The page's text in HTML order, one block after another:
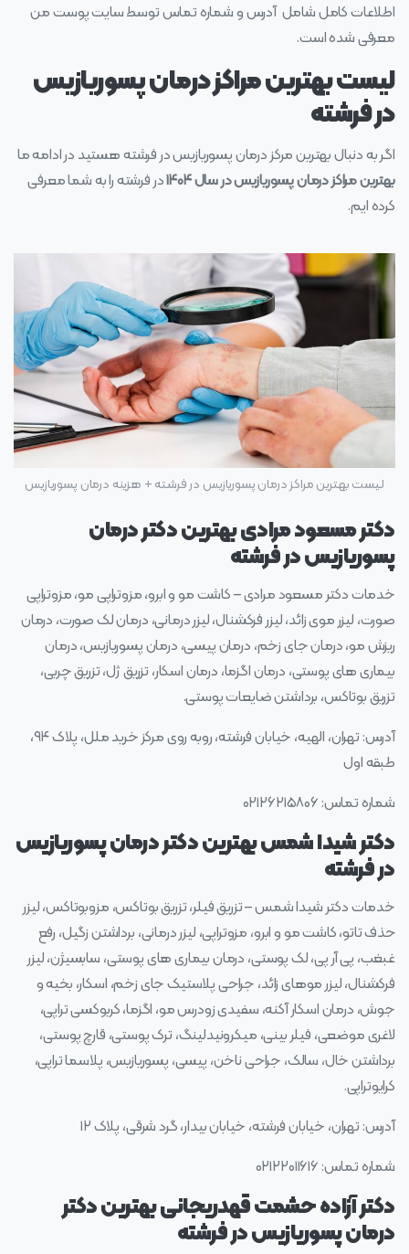
اطلاعات کامل شامل آدرس و شماره تماس توسط سایت پوست من
معرفی شده است.
لیست بهترین مراکز درمان پسوریازیس
در فرشته
اگر به دنبال بهترین مرکز درمان پسوریازیس در فرشته هستید در ادامه ما
بهترین مراکز درمان پسوریازیس در سال ۱۴۰۴
در فرشته را به شما معرفی
کرده ایم.
لیست بهترین مراکز درمان پسوریازیس در فرشته + هزینه درمان پسوریازیس
دکتر مسعود مرادی بهترین دکتر درمان
پسوریازیس در فرشته
خدمات دکتر مسعود مرادی – کاشت مو و ابرو، مزوتراپی مو، مزوتراپی
صورت، لیزر موی زائد، لیزر فرکشنال، لیزر درمانی، درمان لک صورت، درمان
ریزش مو، درمان جای زخم، درمان پیسی، درمان پسوریازیس، درمان
بیماری های پوستی، درمان اگزما، درمان اسکار، تزریق ژل، تزریق چربی،
تزریق بوتاکس، برداشتن ضایعات پوستی.
آدرس: تهران، الهیه، خیابان فرشته، روبه روی مرکز خرید ملل، پلاک ۹۴،
طبقه اول
شماره تماس: ۰۲۱۲۶۲۱۵۸۰۶
دکتر شیدا شمس بهترین دکتر درمان پسوریازیس
در فرشته
خدمات دکتر شیدا شمس – تزریق فیلر، تزریق بوتاکس، مزوبوتاکس، لیزر
حذف تاتو، کاشت مو و ابرو، مزوتراپی، لیزر درمانی، برداشتن زگیل، رفع
غبغب، پی آر پی، لک پوستی، درمان بیماری های پوستی، سابسیژن، لیزر
فرکشنال، لیزر موهای زائد، جراحی پلاستیک جای زخم، اسکار، بخیه و
جوش، درمان اسکار آکنه، سفیدی زودرس مو، اگزما، کربوکسی تراپی،
لاغری موضعی، فیلر بینی، میکرونیدلینگ، ترک پوستی، قارچ پوستی،
برداشتن خال، سالک، جراحی ناخن، پیسی، پسوریازیس، پلاسما تراپی،
کرایوتراپی.
آدرس: تهران، خیابان فرشته، خیابان بیدار، گرد شرقی، پلاک ۱۲
شماره تماس: ۰۲۱۲۲۰۱۱۶۱۶
دکتر آزاده حشمت قهدریجانی بهترین دکتر
درمان پسوریازیس در فرشته